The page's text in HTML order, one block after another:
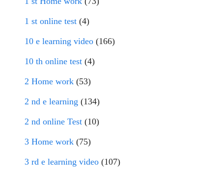
1 st online test (4)
10 e learning video (166)
10 th online test (4)
2 Home work (53)
2 nd e learning (134)
2 nd online Test (10)
3 Home work (75)
3 rd e learning video (107)